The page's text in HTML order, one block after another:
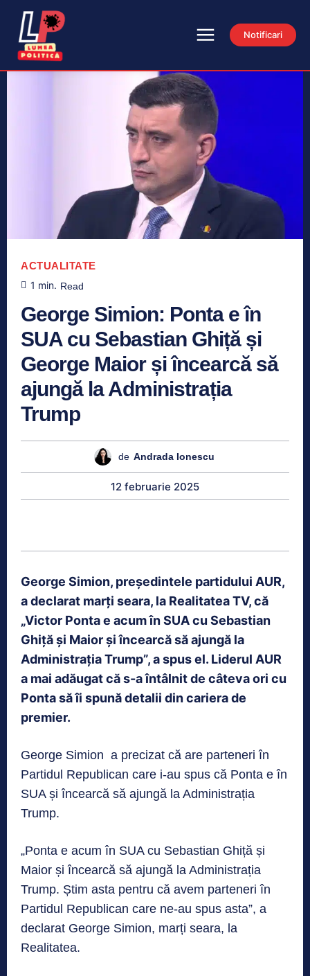
Notificari
ACTUALITATE
1 min. Read
George Simion: Ponta e în
SUA cu Sebastian Ghiță și
George Maior și încearcă să
ajungă la Administrația
Trump
de Andrada Ionescu
12 februarie 2025
George Simion, președintele partidului AUR,
a declarat marți seara, la Realitatea TV, că
„Victor Ponta e acum în SUA cu Sebastian
Ghiță și Maior și încearcă să ajungă la
Administrația Trump”, a spus el. Liderul AUR
a mai adăugat că s-a întâlnit de câteva ori cu
Ponta să îi spună detalii din cariera de
premier.
George Simion a precizat că are parteneri în
Partidul Republican care i-au spus că Ponta e în
SUA și încearcă să ajungă la Administrația
Trump.
„Ponta e acum în SUA cu Sebastian Ghiță și
Maior și încearcă să ajungă la Administrația
Trump. Știm asta pentru că avem parteneri în
Partidul Republican care ne-au spus asta”, a
declarat George Simion, marți seara, la
Realitatea.